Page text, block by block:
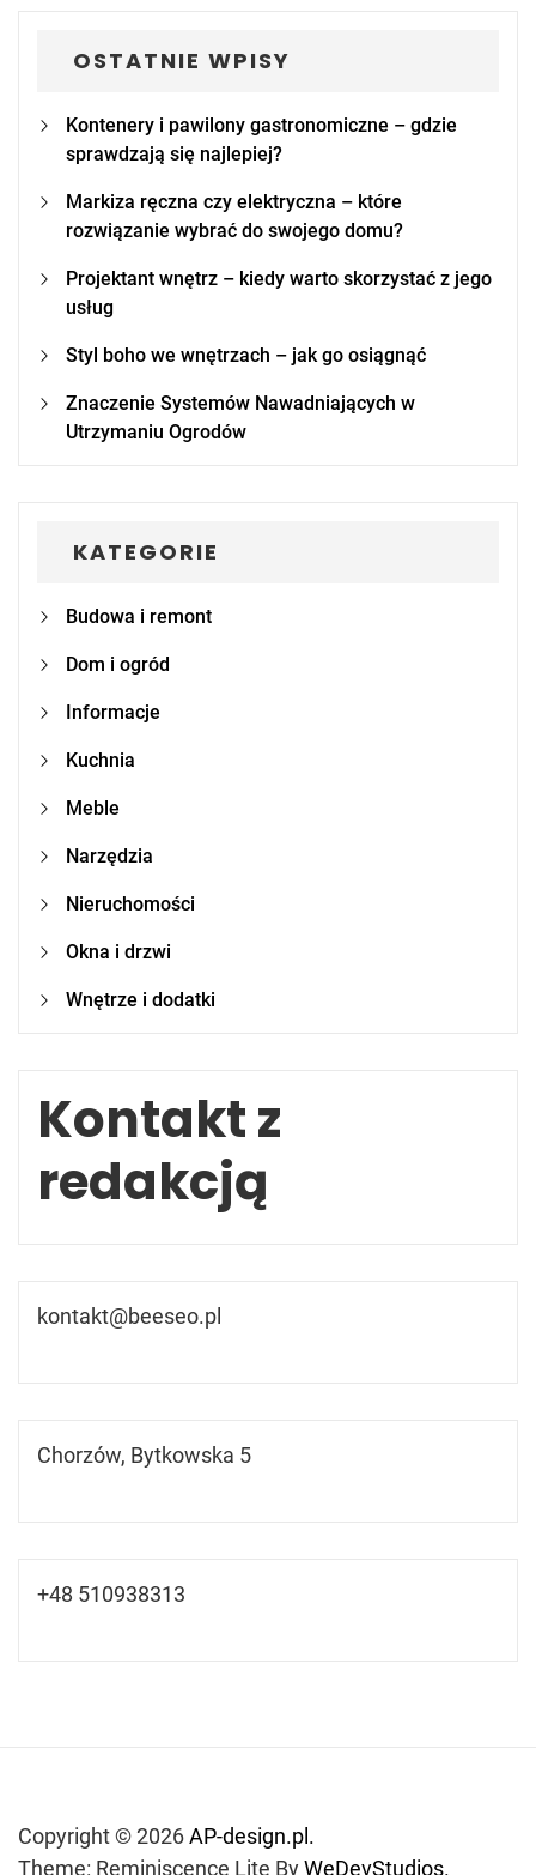
OSTATNIE WPISY
Kontenery i pawilony gastronomiczne – gdzie
sprawdzają się najlepiej?
Markiza ręczna czy elektryczna – które
rozwiązanie wybrać do swojego domu?
Projektant wnętrz – kiedy warto skorzystać z jego
usług
Styl boho we wnętrzach – jak go osiągnąć
Znaczenie Systemów Nawadniających w
Utrzymaniu Ogrodów
KATEGORIE
Budowa i remont
Dom i ogród
Informacje
Kuchnia
Meble
Narzędzia
Nieruchomości
Okna i drzwi
Wnętrze i dodatki
Kontakt z
redakcją
kontakt@beeseo.pl
Chorzów, Bytkowska 5
+48 510938313
Copyright © 2026AP-design.pl.
Theme: Reminiscence Lite ByWeDevStudios.